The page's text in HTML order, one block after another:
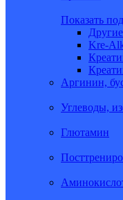
Показать
Kre-
Аргинин,
Углеводы,
Глютамин